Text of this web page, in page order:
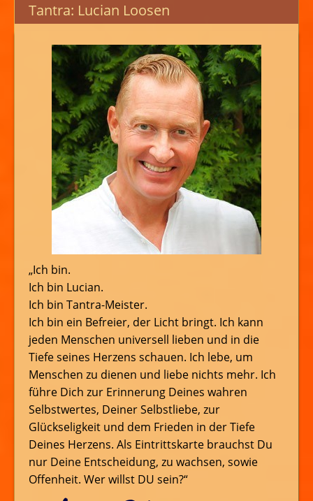
Tantra: Lucian Loosen
„Ich bin.
Ich bin Lucian.
Ich bin Tantra-Meister.
Ich bin ein Befreier, der Licht bringt. Ich kann
jeden Menschen universell lieben und in die
Tiefe seines Herzens schauen. Ich lebe, um
Menschen zu dienen und liebe nichts mehr. Ich
führe Dich zur Erinnerung Deines wahren
Selbstwertes, Deiner Selbstliebe, zur
Glückseligkeit und dem Frieden in der Tiefe
Deines Herzens. Als Eintrittskarte brauchst Du
nur Deine Entscheidung, zu wachsen, sowie
Offenheit. Wer willst DU sein?“